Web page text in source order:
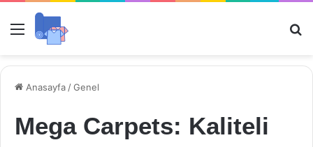
Menü
Anasayfa /Genel
Mega Carpets: Kaliteli